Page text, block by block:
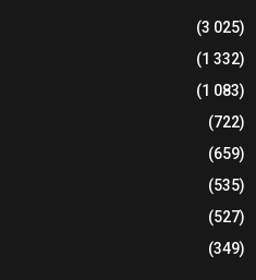
(3 025)
(1 332)
(1 083)
(722)
(659)
(535)
(527)
(349)